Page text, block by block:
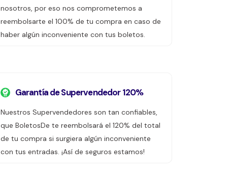
nosotros, por eso nos comprometemos a
reembolsarte el 100% de tu compra en caso de
haber algún inconveniente con tus boletos.
Garantía de Supervendedor 120%
Nuestros Supervendedores son tan confiables,
que BoletosDe te reembolsará el 120% del total
de tu compra si surgiera algún inconveniente
con tus entradas. ¡Así de seguros estamos!